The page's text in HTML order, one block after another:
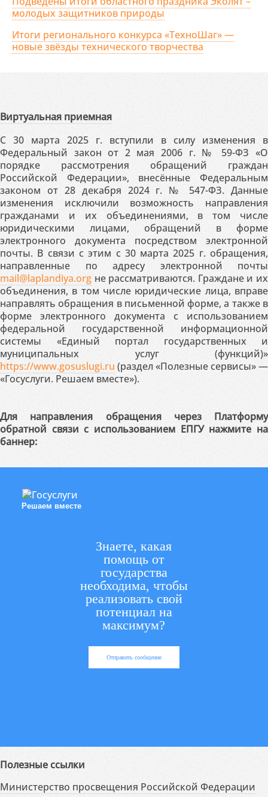
молодых защитников природы
Итоги регионального конкурса «ТехноШаг» —
новые звёзды технического творчества
Виртуальная приемная
С 30 марта 2025 г. вступили в силу изменения в
Федеральный закон от 2 мая 2006 г. № 59-ФЗ «О
порядке рассмотрения обращений граждан
Российской Федерации», внесённые Федеральным
законом от 28 декабря 2024 г. № 547-ФЗ. Данные
изменения исключили возможность направления
гражданами и их объединениями, в том числе
юридическими лицами, обращений в форме
электронного документа посредством электронной
почты. В связи с этим с 30 марта 2025 г. обращения,
направленные по адресу электронной почты
mail@laplandiya.org не рассматриваются. Граждане и их
объединения, в том числе юридические лица, вправе
направлять обращения в письменной форме, а также в
форме электронного документа с использованием
федеральной государственной информационной
системы «Единый портал государственных и
муниципальных услуг (функций)»
https://www.gosuslugi.ru (раздел «Полезные сервисы» —
«Госуслуги. Решаем вместе»).
Для направления обращения через Платформу
обратной связи с использованием ЕПГУ нажмите на
баннер:
Решаем вместе
Знаете, какая
помощь от
государства
необходима, чтобы
реализовать свой
потенциал на
максимум?
Отправить сообщение
Полезные ссылки
Министерство просвещения Российской Федерации